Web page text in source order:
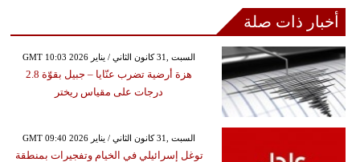
أخبار ذات صلة
GMT 10:03 2026 السبت ,31 كانون الثاني / يناير
هزة أرضية تضرب عنّايا – جبيل بقوّة 2.8
درجات على مقياس ريختر
GMT 09:40 2026 السبت ,31 كانون الثاني / يناير
توغل إسرائيلي في الخيام وتفجيرات بمنطقة